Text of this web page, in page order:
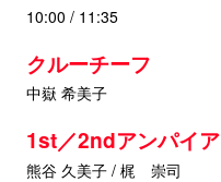
10:00 / 11:35
クルーチーフ
中嶽 希美子
1st／2ndアンパイア
熊谷 久美子 / 梶 崇司